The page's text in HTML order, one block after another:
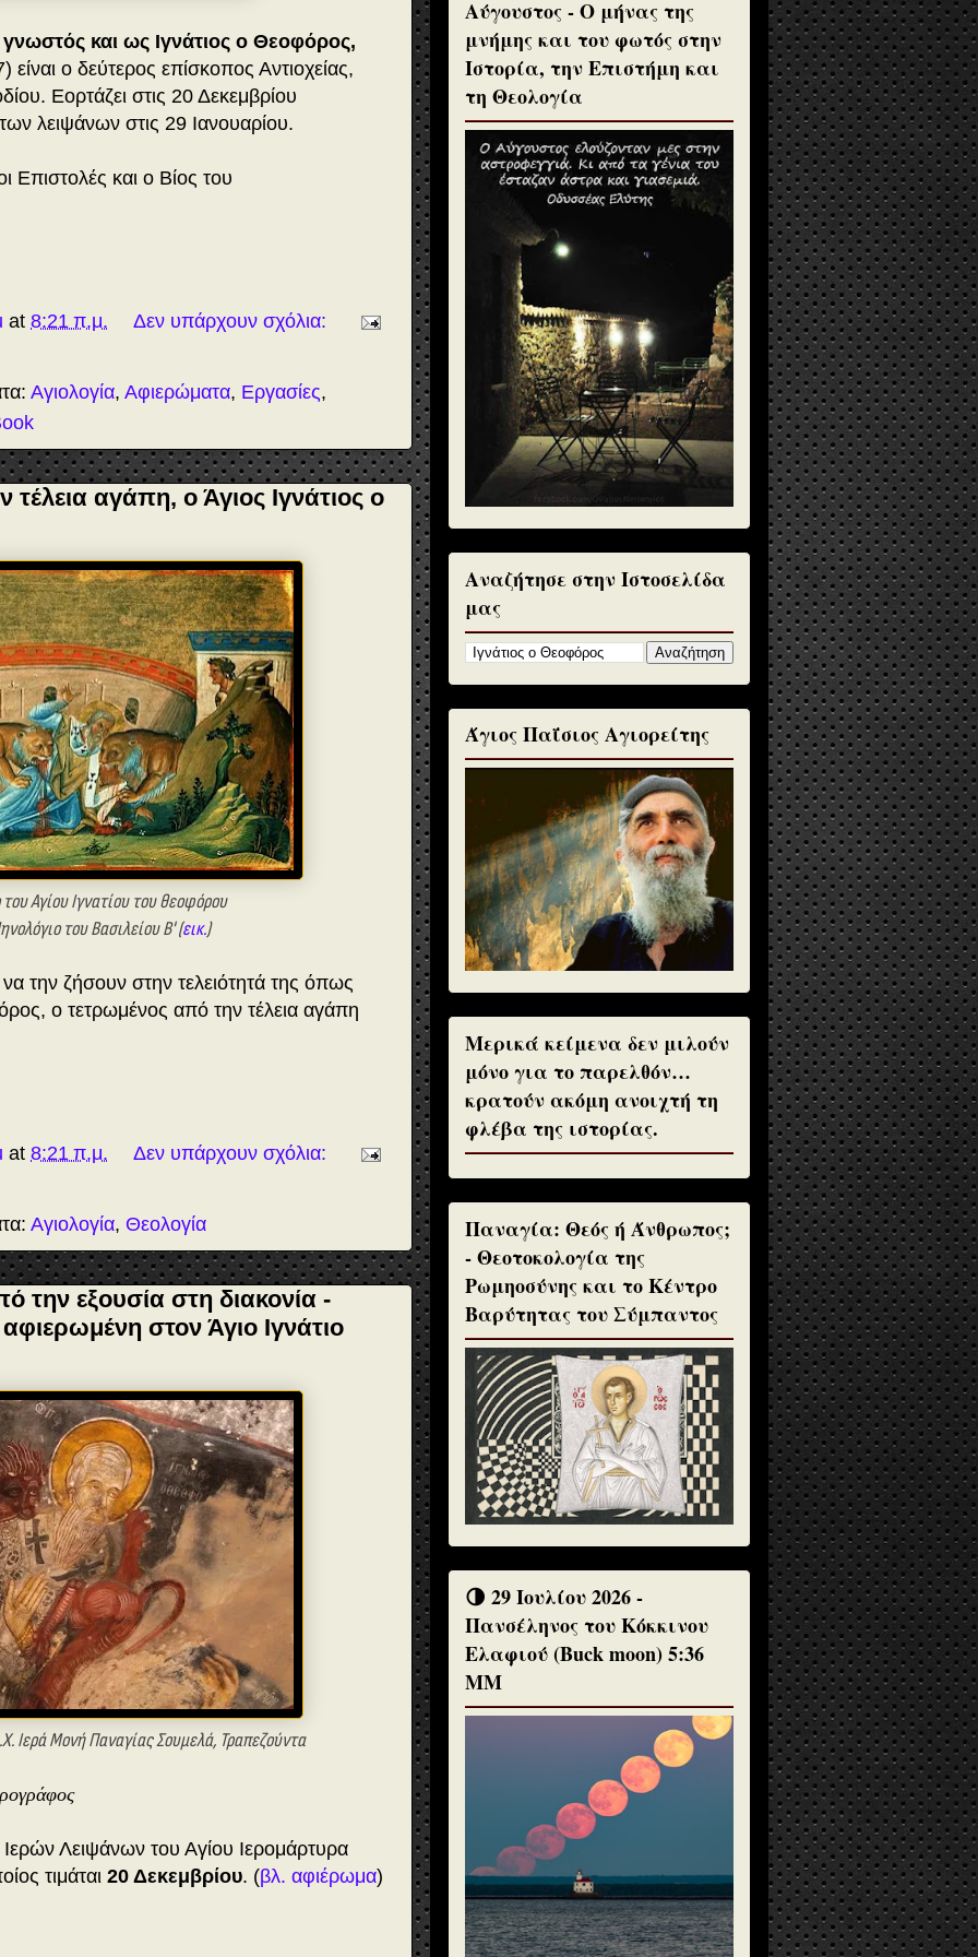
γνωστός και ως Ιγνάτιος ο Θεοφόρος,
ο δεύτερος επίσκοπος Αντιοχείας,
Εορτάζει στις 20 Δεκεμβρίου
λειψάνων στις 29 Ιανουαρίου.
Επιστολές και ο Βίος του
at 8:21 π.μ. Δεν υπάρχουν σχόλια:
Αγιολογία, Αφιερώματα, Εργασίες,
αγάπη, ο Άγιος Ιγνάτιος ο
του Αγίου Ιγνατίου του θεοφόρου
του Βασιλείου Β' (εικ.)
την ζήσουν στην τελειότητά της όπως
ο τετρωμένος από την τέλεια αγάπη
at 8:21 π.μ. Δεν υπάρχουν σχόλια:
Αγιολογία, Θεολογία
την εξουσία στη διακονία -
στον Άγιο Ιγνάτιο
Ιερά Μονή Παναγίας Σουμελά, Τραπεζούντα
Λειψάνων του Αγίου Ιερομάρτυρα
τιμάται 20 Δεκεμβρίου. (βλ. αφιέρωμα)
Αύγουστος - Ο μήνας της
μνήμης και του φωτός στην
Ιστορία, την Επιστήμη και
τη Θεολογία
Αναζήτησε στην Ιστοσελίδα
μας
Άγιος Παΐσιος Αγιορείτης
Μερικά κείμενα δεν μιλούν
μόνο για το παρελθόν…
κρατούν ακόμη ανοιχτή τη
φλέβα της ιστορίας.
Παναγία: Θεός ή Άνθρωπος;
- Θεοτοκολογία της
Ρωμηοσύνης και το Κέντρο
Βαρύτητας του Σύμπαντος
🌗 29 Ιουλίου 2026 -
Πανσέληνος του Κόκκινου
Ελαφιού (Buck moon) 5:36
ΜΜ